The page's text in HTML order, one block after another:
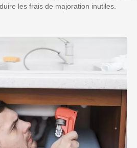
les frais de majoration inutiles.